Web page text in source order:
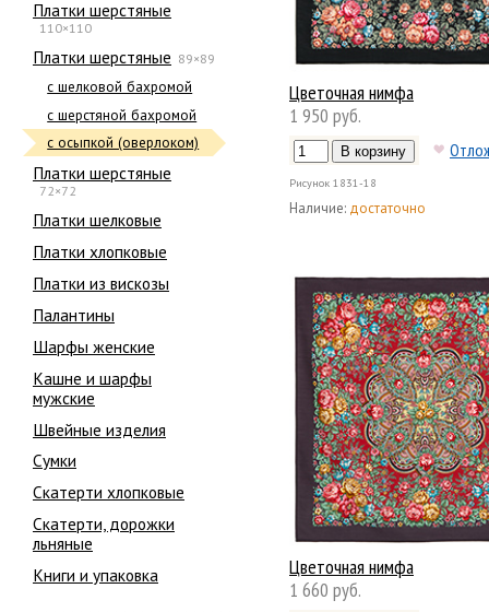
Платки шерстяные
110×110
Платки шерстяные 89×89
с шелковой бахромой
с шерстяной бахромой
с осыпкой (оверлоком)
Платки шерстяные
72×72
Платки шелковые
Платки хлопковые
Платки из вискозы
Палантины
Шарфы женские
Кашне и шарфы
мужские
Швейные изделия
Сумки
Скатерти хлопковые
Скатерти, дорожки
льняные
Книги и упаковка
Цветочная нимфа
1 950 руб.
Рисунок 1831-18
Наличие: достаточно
Цветочная нимфа
1 660 руб.